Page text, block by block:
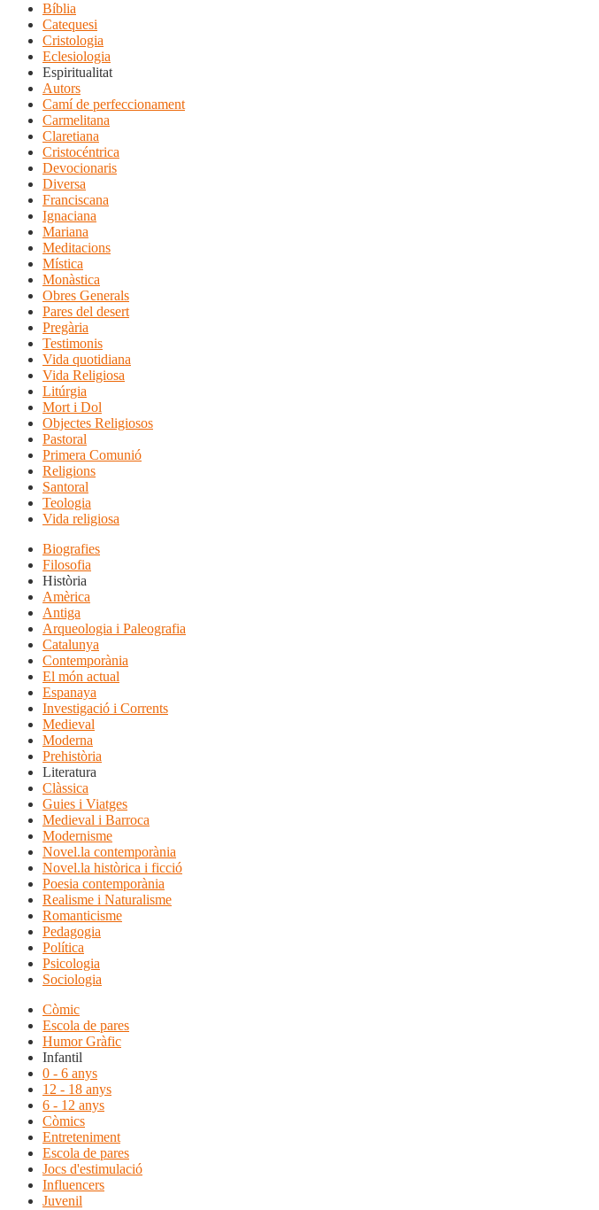
Bíblia
Catequesi
Cristologia
Eclesiologia
Espiritualitat
Autors
Camí de perfeccionament
Carmelitana
Claretiana
Cristocéntrica
Devocionaris
Diversa
Franciscana
Ignaciana
Mariana
Meditacions
Mística
Monàstica
Obres Generals
Pares del desert
Pregària
Testimonis
Vida quotidiana
Vida Religiosa
Litúrgia
Mort i Dol
Objectes Religiosos
Pastoral
Primera Comunió
Religions
Santoral
Teologia
Vida religiosa
Biografies
Filosofia
Història
Amèrica
Antiga
Arqueologia i Paleografia
Catalunya
Contemporània
El món actual
Espanaya
Investigació i Corrents
Medieval
Moderna
Prehistòria
Literatura
Clàssica
Guies i Viatges
Medieval i Barroca
Modernisme
Novel.la contemporània
Novel.la històrica i ficció
Poesia contemporània
Realisme i Naturalisme
Romanticisme
Pedagogia
Política
Psicologia
Sociologia
Còmic
Escola de pares
Humor Gràfic
Infantil
0 - 6 anys
12 - 18 anys
6 - 12 anys
Còmics
Entreteniment
Escola de pares
Jocs d'estimulació
Influencers
Juvenil